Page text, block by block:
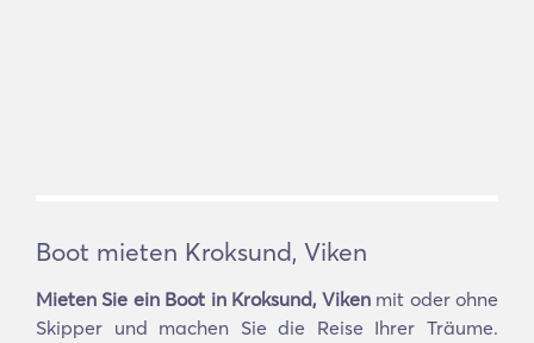
Boot mieten Kroksund, Viken
Mieten Sie ein Boot in Kroksund, Vikenmit oder ohne
Skipper und machen Sie die Reise Ihrer Träume.